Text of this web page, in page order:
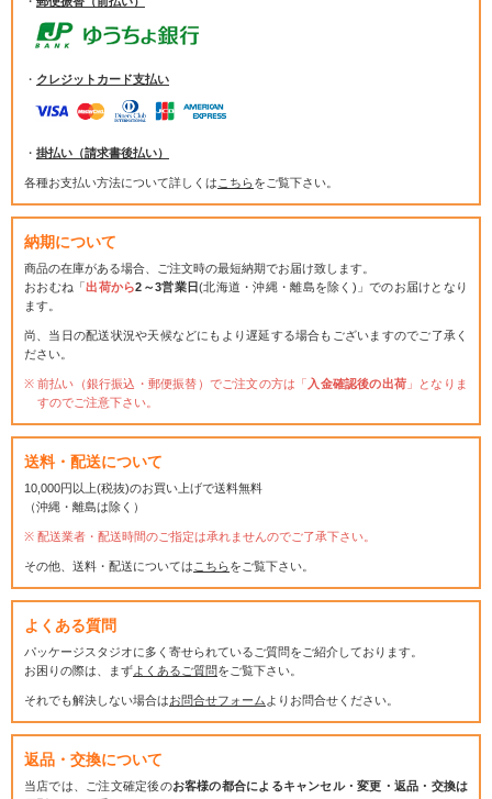
・ クレジットカード支払い
・ 掛払い（請求書後払い）
各種お支払い方法について詳しくは こちらをご覧下さい。
納期について
商品の在庫がある場合、ご注文時の最短納期でお届け致します。
おおむね「出荷から2～3営業日(北海道・沖縄・離島を除く)」でのお届けとなり
ます。
尚、当日の配送状況や天候などにもより遅延する場合もございますのでご了承く
ださい。
前払い（銀行振込・郵便振替）でご注文の方は「 入金確認後の出荷 」となりま
すのでご注意下さい。
送料・配送について
10,000円以上(税抜)のお買い上げで送料無料
（沖縄・離島は除く）
配送業者・配送時間のご指定は承れませんのでご了承下さい。
その他、送料・配送については こちらをご覧下さい。
よくある質問
パッケージスタジオに多く寄せられているご質問をご紹介しております。
お困りの際は、まずよくあるご質問をご覧下さい。
それでも解決しない場合はお問合せフォーム よりお問合せください。
返品・交換について
当店では、ご注文確定後のお客様の都合によるキャンセル・変更・返品・交換は